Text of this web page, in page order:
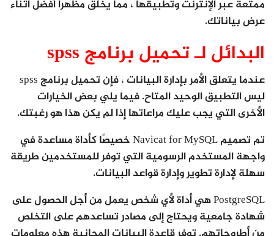
ممتعة عبر الإنترنت وتطبيقها ، مما يخلق مظهرًا أفضل أثناء
عرض بياناتك.
البدائل لـ تحميل برنامج spss
عندما يتعلق الأمر بإدارة البيانات ، فإن تحميل برنامج spss
ليس التطبيق الوحيد المتاح. فيما يلي بعض الخيارات
الأخرى التي يجب عليك مراعاتها إذا لم يكن هذا هو رغبتك.
تم تصميم Navicat for MySQL خصيصًا كأداة مساعدة في
واجهة المستخدم الرسومية التي توفر للمستخدمين طريقة
سهلة لإدارة تطوير وإدارة قواعد البيانات.
PostgreSQL هي أداة لأي شخص يعمل من أجل الحصول على
شهادة جامعية ويحتاج إلى مصادر تساعدهم على التخلص